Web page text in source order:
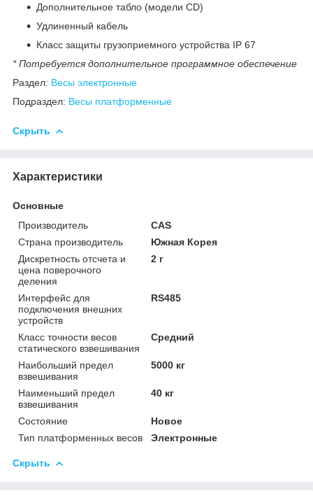
Дополнительное табло (модели CD)
Удлиненный кабель
Класс защиты грузоприемного устройства IP 67
* Потребуется дополнительное программное обеспечение
Раздел: Весы электронные
Подраздел: Весы платформенные
Скрыть
Характеристики
Основные
Производитель
CAS
Страна производитель
Южная Корея
Дискретность отсчета и
цена поверочного
деления
2 г
Интерфейс для
подключения внешних
устройств
RS485
Класс точности весов
статического взвешивания
Средний
Наибольший предел
взвешивания
5000 кг
Наименьший предел
взвешивания
40 кг
Состояние
Новое
Тип платформенных весов
Электронные
Скрыть